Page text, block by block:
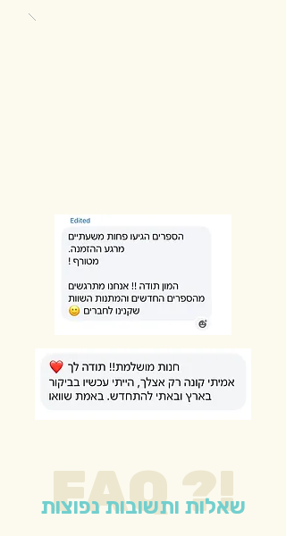
FAQ ?!
שאלות ותשובות נפוצות